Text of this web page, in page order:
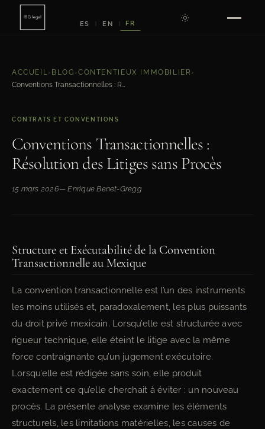
ES EN FR
ACCUEIL› BLOG ›CONTENTIEUX IMMOBILIER ›
Conventions Transactionnelles : Résolution des Litiges sans Procès
CONTRATS ET CONVENTIONS
Conventions Transactionnelles :
Résolution des Litiges sans Procès
15 mars 2026— Enrique Benet-Gregg
Structure et Exécutabilité de la Convention
Transactionnelle au Mexique
La convention transactionnelle est l’un des instruments
les moins utilisés et, paradoxalement, les plus puissants
du droit privé mexicain. Lorsqu’elle est structurée avec
rigueur technique, elle éteint le litige avec la même
force contraignante qu’un jugement exécutoire.
Lorsqu’elle est rédigée sans soin, elle produit
exactement ce qu’elle cherchait à éviter : un nouveau
procès. La présente analyse examine les éléments
structurels, les limitations matérielles, les causes de